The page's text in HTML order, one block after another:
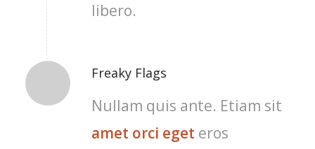
libero.
Freaky Flags
Nullam quis ante. Etiam sit
amet orci eget eros